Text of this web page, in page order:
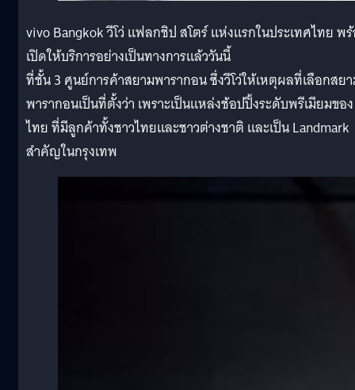
vivo Bangkok วีโว่ แฟลกชิป สโตร์ แห่งแรกในประเทศไทย พ
เปิดให้บริการอย่างเป็นทางการแล้ววันนี้
ที่ชั้น 3 ศูนย์การค้าสยามพารากอน ซึ่งวีโว่ให้เหตุผลที่เลือกสย
พารากอนเป็นที่ตั้งว่า เพราะเป็นแหล่งช้อปปิ้งระดับพรีเมียมของ
ไทย ที่มีลูกค้าทั้งชาวไทยและชาวต่างชาติ และเป็น Landmark
สำคัญในกรุงเทพ